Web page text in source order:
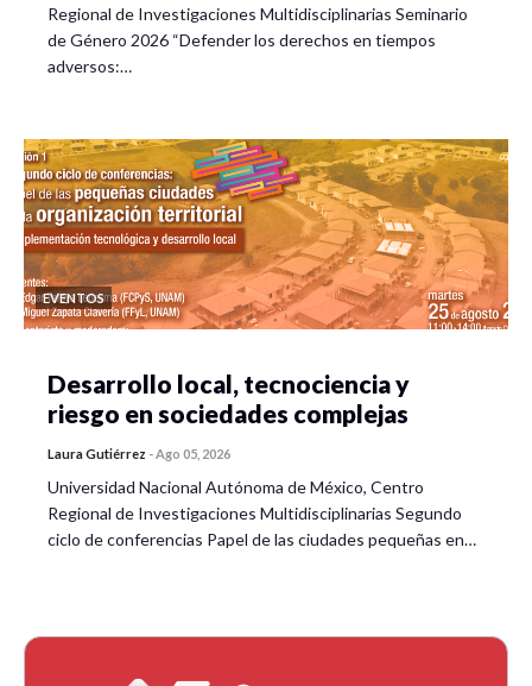
Regional de Investigaciones Multidisciplinarias Seminario
de Género 2026 “Defender los derechos en tiempos
adversos:…
EVENTOS
Desarrollo local, tecnociencia y
riesgo en sociedades complejas
Laura Gutiérrez -Ago 05, 2026
Universidad Nacional Autónoma de México, Centro
Regional de Investigaciones Multidisciplinarias Segundo
ciclo de conferencias Papel de las ciudades pequeñas en…